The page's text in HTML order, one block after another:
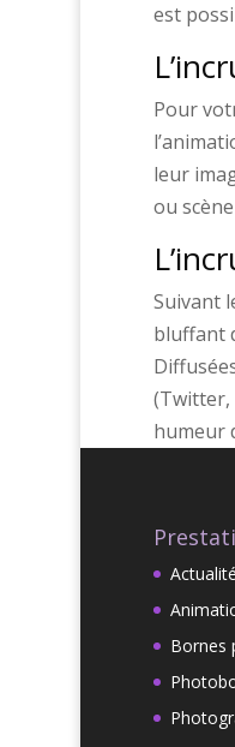
est
Pour
leur
ou
Suivant
bluffant
(Twitter,
humeur
Actualité
Bornes